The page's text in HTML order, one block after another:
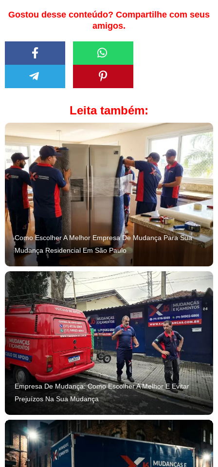
Gostou desse conteúdo? Compartilhe com seus
amigos.
Leita também:
Como Escolher A Melhor Empresa De Mudança Para Sua
Mudança Residencial Em São Paulo
Empresa De Mudança: Como Escolher A Melhor E Evitar
Prejuízos Na Sua Mudança